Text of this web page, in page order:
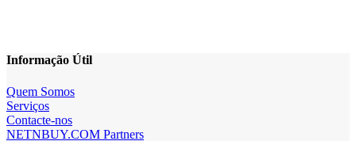
Informação Útil
Quem Somos
Serviços
Contacte-nos
NETNBUY.COM Partners